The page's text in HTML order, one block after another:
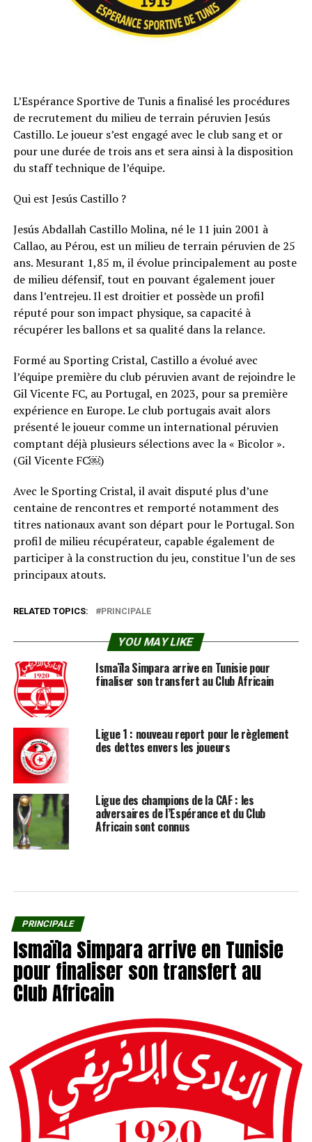
L’Espérance Sportive de Tunis a finalisé les procédures
de recrutement du milieu de terrain péruvien Jesús
Castillo. Le joueur s’est engagé avec le club sang et or
pour une durée de trois ans et sera ainsi à la disposition
du staff technique de l’équipe.
Qui est Jesús Castillo ?
Jesús Abdallah Castillo Molina, né le 11 juin 2001 à
Callao, au Pérou, est un milieu de terrain péruvien de 25
ans. Mesurant 1,85 m, il évolue principalement au poste
de milieu défensif, tout en pouvant également jouer
dans l’entrejeu. Il est droitier et possède un profil
réputé pour son impact physique, sa capacité à
récupérer les ballons et sa qualité dans la relance.
Formé au Sporting Cristal, Castillo a évolué avec
l’équipe première du club péruvien avant de rejoindre le
Gil Vicente FC, au Portugal, en 2023, pour sa première
expérience en Europe. Le club portugais avait alors
présenté le joueur comme un international péruvien
comptant déjà plusieurs sélections avec la « Bicolor ».
(Gil Vicente FC⁠￼)
Avec le Sporting Cristal, il avait disputé plus d’une
centaine de rencontres et remporté notamment des
titres nationaux avant son départ pour le Portugal. Son
profil de milieu récupérateur, capable également de
participer à la construction du jeu, constitue l’un de ses
principaux atouts.
RELATED TOPICS: PRINCIPALE
YOU MAY LIKE
Ismaïla Simpara arrive en Tunisie pour
finaliser son transfert au Club Africain
Ligue 1 : nouveau report pour le règlement
des dettes envers les joueurs
Ligue des champions de la CAF : les
adversaires de l’Espérance et du Club
Africain sont connus
PRINCIPALE
Ismaïla Simpara arrive en Tunisie
pour finaliser son transfert au
Club Africain